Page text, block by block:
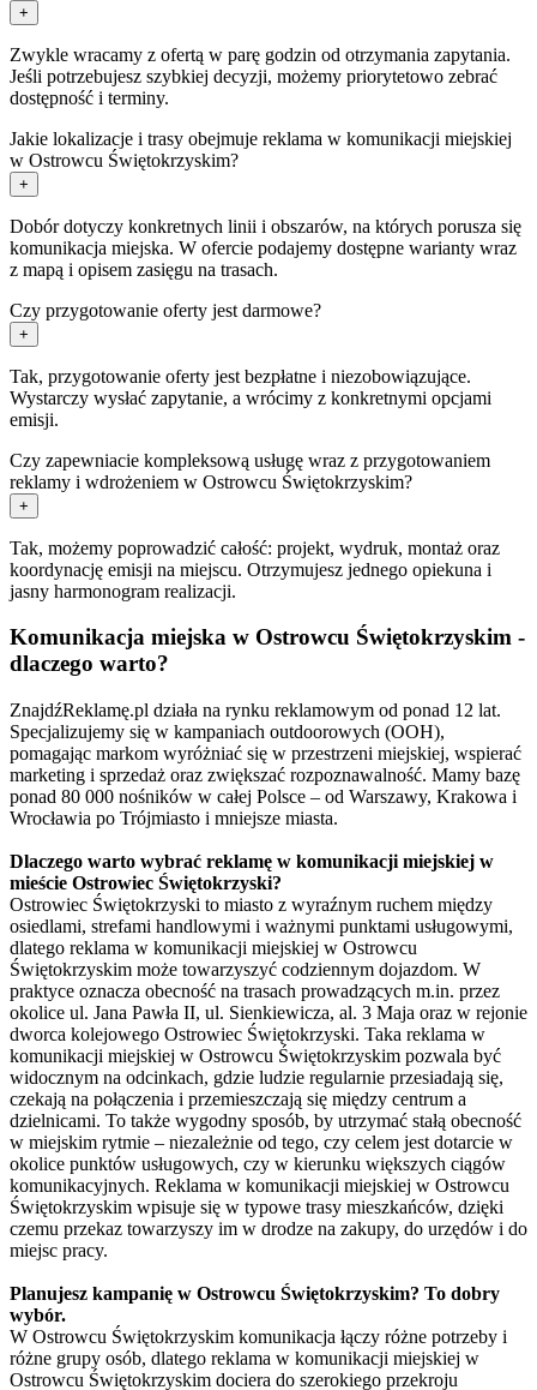
+
Zwykle wracamy z ofertą w parę godzin od otrzymania zapytania.
Jeśli potrzebujesz szybkiej decyzji, możemy priorytetowo zebrać
dostępność i terminy.
Jakie lokalizacje i trasy obejmuje reklama w komunikacji miejskiej
w Ostrowcu Świętokrzyskim?
+
Dobór dotyczy konkretnych linii i obszarów, na których porusza się
komunikacja miejska. W ofercie podajemy dostępne warianty wraz
z mapą i opisem zasięgu na trasach.
Czy przygotowanie oferty jest darmowe?
+
Tak, przygotowanie oferty jest bezpłatne i niezobowiązujące.
Wystarczy wysłać zapytanie, a wrócimy z konkretnymi opcjami
emisji.
Czy zapewniacie kompleksową usługę wraz z przygotowaniem
reklamy i wdrożeniem w Ostrowcu Świętokrzyskim?
+
Tak, możemy poprowadzić całość: projekt, wydruk, montaż oraz
koordynację emisji na miejscu. Otrzymujesz jednego opiekuna i
jasny harmonogram realizacji.
Komunikacja miejska w Ostrowcu Świętokrzyskim -
dlaczego warto?
ZnajdźReklamę.pl działa na rynku reklamowym od ponad 12 lat.
Specjalizujemy się w kampaniach outdoorowych (OOH),
pomagając markom wyróżniać się w przestrzeni miejskiej, wspierać
marketing i sprzedaż oraz zwiększać rozpoznawalność. Mamy bazę
ponad 80 000 nośników w całej Polsce – od Warszawy, Krakowa i
Wrocławia po Trójmiasto i mniejsze miasta.
Dlaczego warto wybrać reklamę w komunikacji miejskiej w
mieście Ostrowiec Świętokrzyski?
Ostrowiec Świętokrzyski to miasto z wyraźnym ruchem między
osiedlami, strefami handlowymi i ważnymi punktami usługowymi,
dlatego reklama w komunikacji miejskiej w Ostrowcu
Świętokrzyskim może towarzyszyć codziennym dojazdom. W
praktyce oznacza obecność na trasach prowadzących m.in. przez
okolice ul. Jana Pawła II, ul. Sienkiewicza, al. 3 Maja oraz w rejonie
dworca kolejowego Ostrowiec Świętokrzyski. Taka reklama w
komunikacji miejskiej w Ostrowcu Świętokrzyskim pozwala być
widocznym na odcinkach, gdzie ludzie regularnie przesiadają się,
czekają na połączenia i przemieszczają się między centrum a
dzielnicami. To także wygodny sposób, by utrzymać stałą obecność
w miejskim rytmie – niezależnie od tego, czy celem jest dotarcie w
okolice punktów usługowych, czy w kierunku większych ciągów
komunikacyjnych. Reklama w komunikacji miejskiej w Ostrowcu
Świętokrzyskim wpisuje się w typowe trasy mieszkańców, dzięki
czemu przekaz towarzyszy im w drodze na zakupy, do urzędów i do
miejsc pracy.
Planujesz kampanię w Ostrowcu Świętokrzyskim? To dobry
wybór.
W Ostrowcu Świętokrzyskim komunikacja łączy różne potrzeby i
różne grupy osób, dlatego reklama w komunikacji miejskiej w
Ostrowcu Świętokrzyskim dociera do szerokiego przekroju